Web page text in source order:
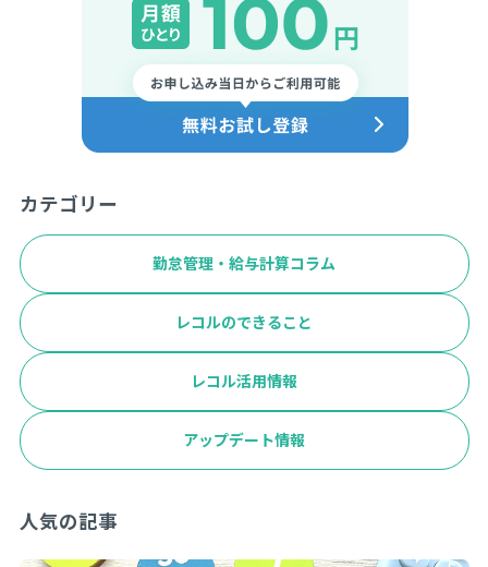
カテゴリー
勤怠管理・給与計算コラム
レコルのできること
レコル活用情報
アップデート情報
人気の記事